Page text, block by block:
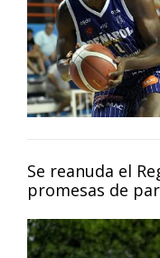
Se reanuda el
promesas de